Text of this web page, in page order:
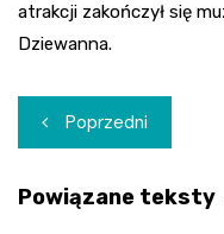
atrakcji zakończył się
Dziewanna.
Nawigacja
wpisu
Poprzedni
Powiązane teksty